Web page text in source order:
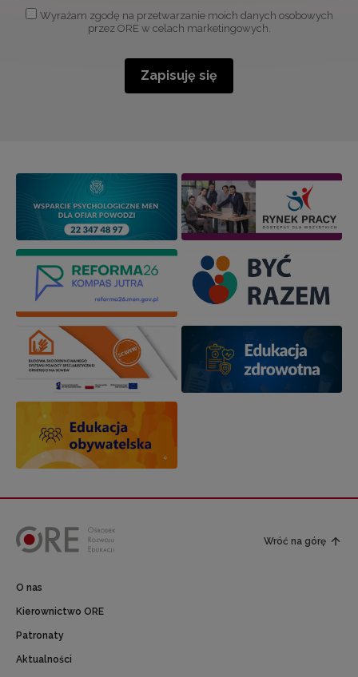
Wyrażam zgodę na przetwarzanie moich danych osobowych
przez ORE w celach marketingowych.
Zapisuję się
Wróć na górę
O nas
Kierownictwo ORE
Patronaty
Aktualności